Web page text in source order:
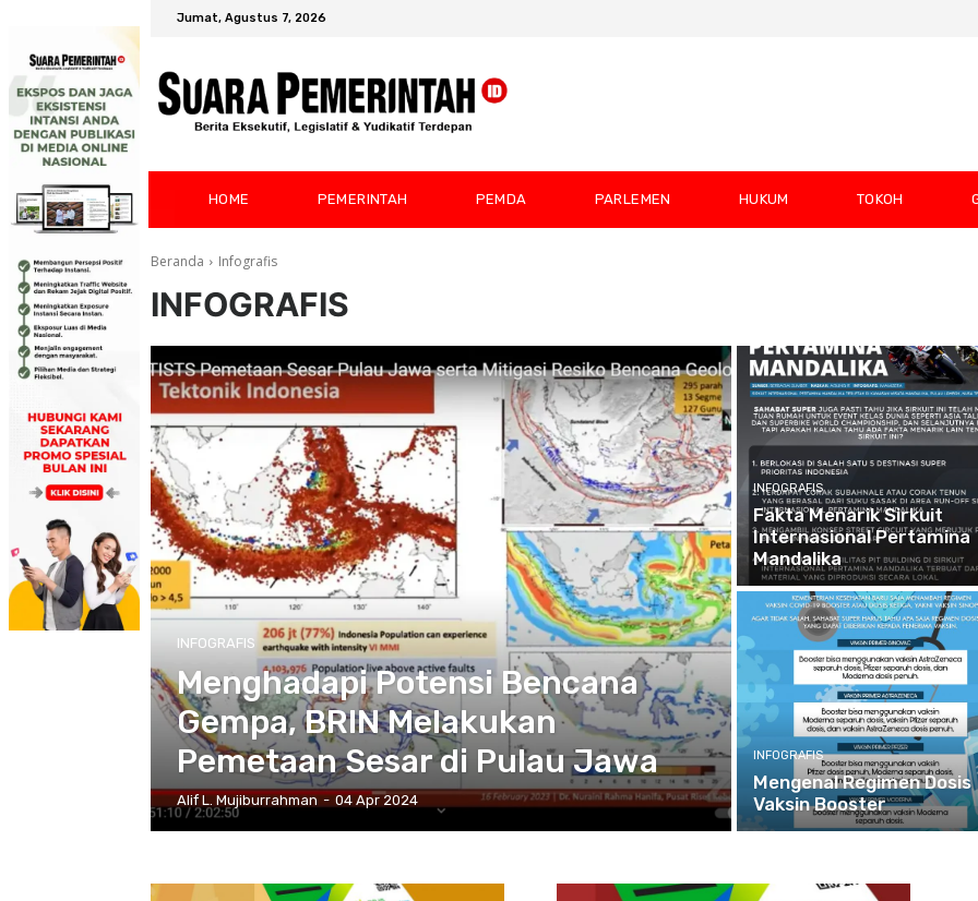
Jumat, Agustus 7, 2026
HOME PEMERINTAH PEMDA PARLEMEN HUKUM TOKOH
Beranda Infografis
INFOGRAFIS
INFOGRAFIS
Menghadapi Potensi Bencana
Gempa, BRIN Melakukan
Pemetaan Sesar di Pulau Jawa
Alif L. Mujiburrahman - 04 Apr 2024
INFOGRAFIS
Fakta Menarik Sirkuit
Internasional Pertamina
Mandalika
INFOGRAFIS
Mengenal Regimen Dosis
Vaksin Booster